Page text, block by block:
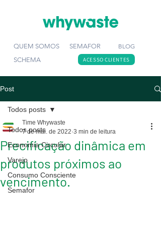
QUEM SOMOS SEMAFOR
BLOG
SCHEMA
ACESSO CLIENTES
Post
Todos posts
Economia Circular
Varejo
Consumo Consciente
Semafor
Todos posts
Precificação dinâmica em
produtos próximos ao
vencimento.
Time Whywaste
7 de mai. de 2022 3 min de leitura